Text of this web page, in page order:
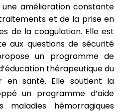
une amélioration constante
et de la prise en
de la coagulation. Elle est
aux questions de sécurité
un programme de
thérapeutique du
en santé. Elle soutient la
un programme d’aide
hémorragiques